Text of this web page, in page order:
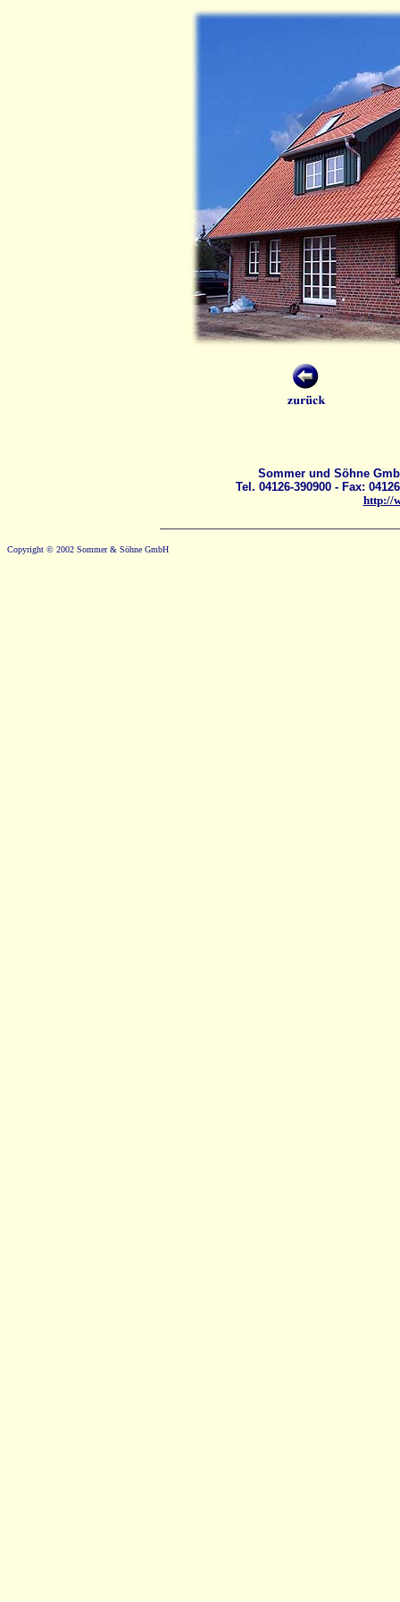
Sommer und Söhne
Tel. 04126-390900 - Fax:
http://
Copyright © 2002 Sommer & Söhne GmbH